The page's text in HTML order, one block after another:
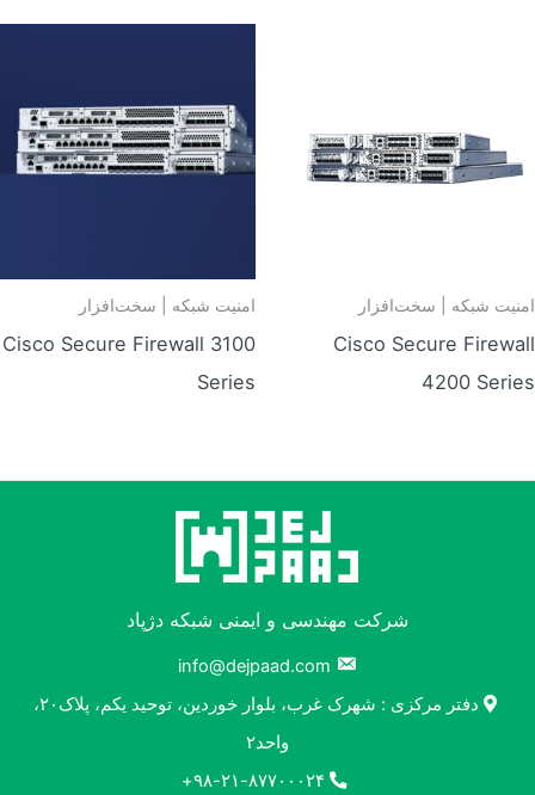
امنیت شبکه | سخت‌افزار
Cisco Secure Firewall
4200 Series
امنیت شبکه | سخت‌افزار
Cisco Secure Firewall 3100
Series
شرکت مهندسی و ایمنی شبکه دژپاد
info@dejpaad.com
دفتر مرکزی : شهرک غرب، بلوار خوردین، توحید یکم، پلاک۲۰،
واحد۲